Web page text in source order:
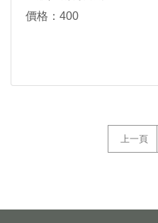
價格：400
上一頁